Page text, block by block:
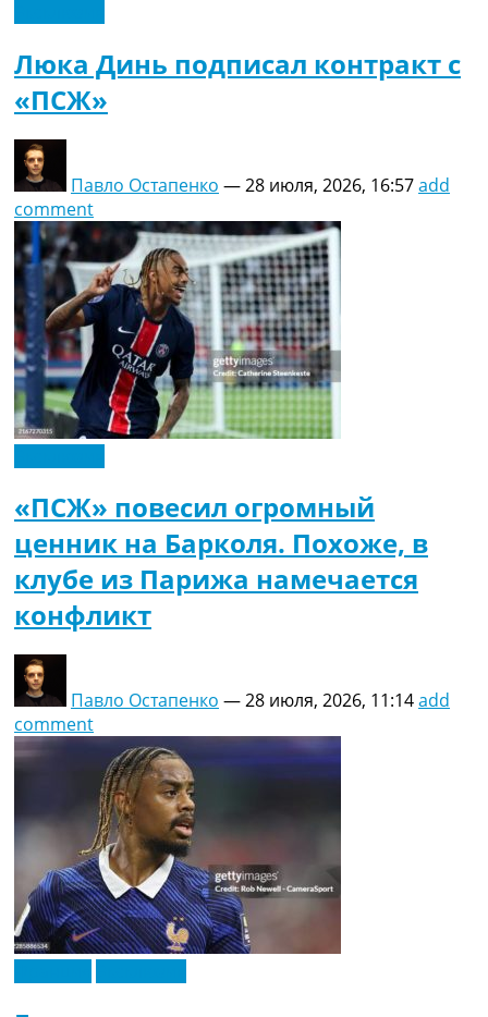
Люка Динь подписал контракт с
«ПСЖ»
Павло Остапенко —28 июля, 2026, 16:57add
comment
«ПСЖ» повесил огромный
ценник на Барколя. Похоже, в
клубе из Парижа намечается
конфликт
Павло Остапенко —28 июля, 2026, 11:14add
comment